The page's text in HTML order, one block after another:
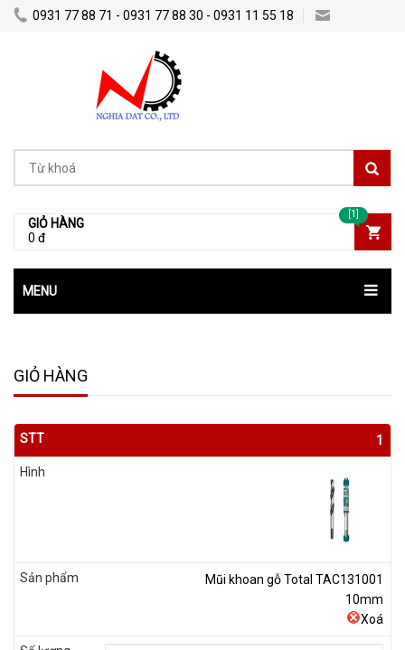
0931 77 88 71 - 0931 77 88 30 - 0931 11 55 18
GIỎ HÀNG
0 đ
[1]
MENU
GIỎ HÀNG
1
Mũi khoan gỗ Total TAC131001
10mm
Xoá